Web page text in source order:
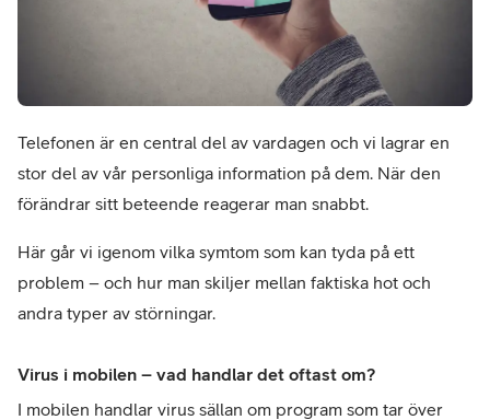
Telefonen är en central del av vardagen och vi lagrar en
stor del av vår personliga information på dem. När den
förändrar sitt beteende reagerar man snabbt.
Här går vi igenom vilka symtom som kan tyda på ett
problem – och hur man skiljer mellan faktiska hot och
andra typer av störningar.
Virus i mobilen – vad handlar det oftast om?
I mobilen handlar virus sällan om program som tar över